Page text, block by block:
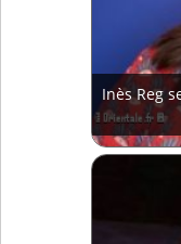
Inès Reg